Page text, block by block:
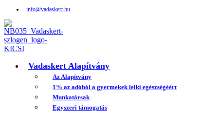
info@vadaskert.hu
Vadaskert Alapítvány
Az Alapítvány
1% az adóból a gyermekek lelki egészségéért
Munkatársak
Egyszeri támogatás